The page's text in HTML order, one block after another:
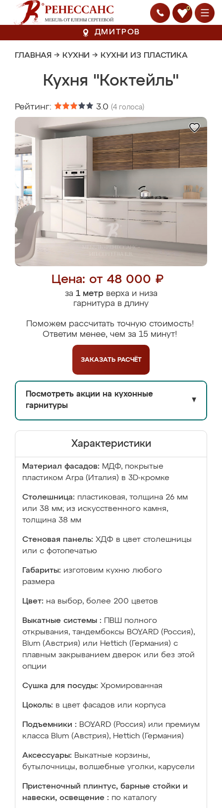
0
ДМИТРОВ
ГЛАВНАЯ → КУХНИ → КУХНИ ИЗ ПЛАСТИКА
Кухня "Коктейль"
Рейтинг: 3.0 (4 голоса)
Цена: от 48 000 ₽
за 1 метрверха и низа
гарнитура в длину
Поможем рассчитать точную стоимость!
Ответим менее, чем за 15 минут!
ЗАКАЗАТЬ РАСЧЁТ
Посмотреть акции на кухонные
гарнитуры
▼
Характеристики
Материал фасадов: МДФ, покрытые
пластиком Arpa (Италия) в 3D-кромке
Столешница: пластиковая, толщина 26 мм
или 38 мм; из искусственного камня,
толщина 38 мм
Стеновая панель: ХДФ в цвет столешницы
или с фотопечатью
Габариты: изготовим кухню любого
размера
Цвет: на выбор, более 200 цветов
Выкатные системы :
ПВШ полного
открывания, тандембоксы BOYARD (Россия),
Blum (Австрия) или Hettich (Германия) с
плавным закрыванием дверок или без этой
опции
Сушка для посуды: Хромированная
Цоколь: в цвет фасадов или корпуса
Подъемники : BOYARD (Россия) или премиум
класса Blum (Австрия), Hettich (Германия)
Аксессуары: Выкатные корзины,
бутылочницы, волшебные уголки, карусели
Пристеночный плинтус, барные стойки и
навески, освещение : по каталогу